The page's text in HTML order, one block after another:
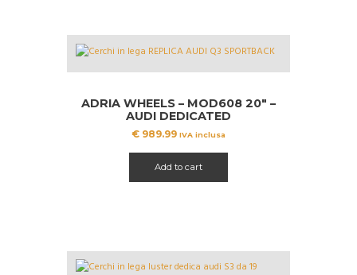
ADRIA WHEELS – MOD608 20″ –
AUDI DEDICATED
€ 989.99 IVA inclusa
Add to cart